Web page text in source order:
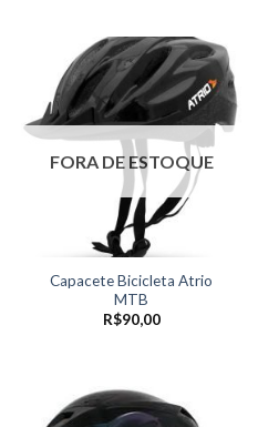
FORA DE ESTOQUE
Capacete Bicicleta Atrio
MTB
R$90,00